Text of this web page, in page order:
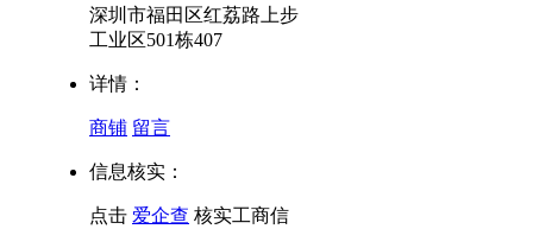
深圳市福田区红荔路上步
工业区501栋407
详情：
商铺 留言
信息核实：
点击 爱企查 核实工商信